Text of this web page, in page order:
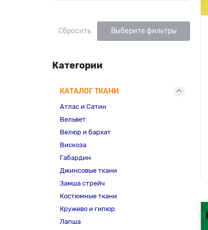
Сбросить Выберите фильтры
Категории
КАТАЛОГ ТКАНИ
Атлас и Сатин
Вельвет
Велюр и бархат
Вискоза
Габардин
Джинсовые ткани
Замша стрейч
Костюмные ткани
Кружево и гипюр
Лапша